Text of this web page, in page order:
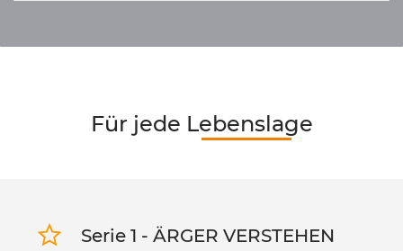
Für jede Lebenslage
Serie 1 - ÄRGER VERSTEHEN